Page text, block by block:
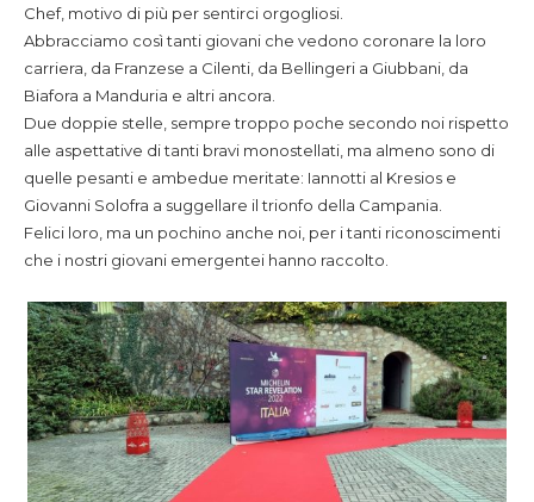
Chef, motivo di più per sentirci orgogliosi.
Abbracciamo così tanti giovani che vedono coronare la loro
carriera, da Franzese a Cilenti, da Bellingeri a Giubbani, da
Biafora a Manduria e altri ancora.
Due doppie stelle, sempre troppo poche secondo noi rispetto
alle aspettative di tanti bravi monostellati, ma almeno sono di
quelle pesanti e ambedue meritate: Iannotti al Kresios e
Giovanni Solofra a suggellare il trionfo della Campania.
Felici loro, ma un pochino anche noi, per i tanti riconoscimenti
che i nostri giovani emergentei hanno raccolto.